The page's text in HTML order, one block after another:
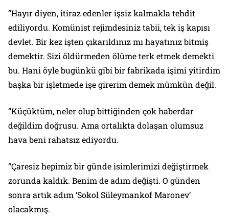
“Hayır diyen, itiraz edenler işsiz kalmakla tehdit
ediliyordu. Komünist rejimdesiniz tabii, tek iş kapısı
devlet. Bir kez işten çıkarıldınız mı hayatınız bitmiş
demektir. Sizi öldürmeden ölüme terk etmek demekti
bu. Hani öyle bugünkü gibi bir fabrikada işimi yitirdim
başka bir işletmede işe girerim demek mümkün değil.
“Küçüktüm, neler olup bittiğinden çok haberdar
değildim doğrusu. Ama ortalıkta dolaşan olumsuz
hava beni rahatsız ediyordu.
“Çaresiz hepimiz bir günde isimlerimizi değiştirmek
zorunda kaldık. Benim de adım değişti. O günden
sonra artık adım ‘Sokol Süleymankof Maronev’
olacakmış.